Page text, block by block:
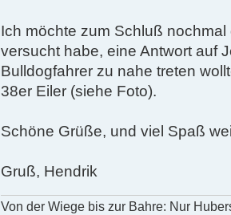
Ich möchte zum Schluß
versucht habe, eine Antwort auf
Bulldogfahrer zu nahe treten
38er Eiler (siehe Foto).
Schöne Grüße, und viel Spaß
Gruß, Hendrik
Von der Wiege bis zur Bahre: Nur